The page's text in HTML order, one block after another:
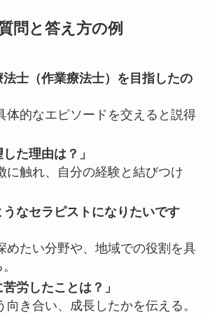
問と答え方の例
法士（作業療法士）を目指したの
体的なエピソードを交えると説得
した理由は？」
に触れ、自分の経験と結びつけ
うなセラピストになりたいです
めたい分野や、地域での役割を具
苦労したことは？」
き合い、成長したかを伝える。